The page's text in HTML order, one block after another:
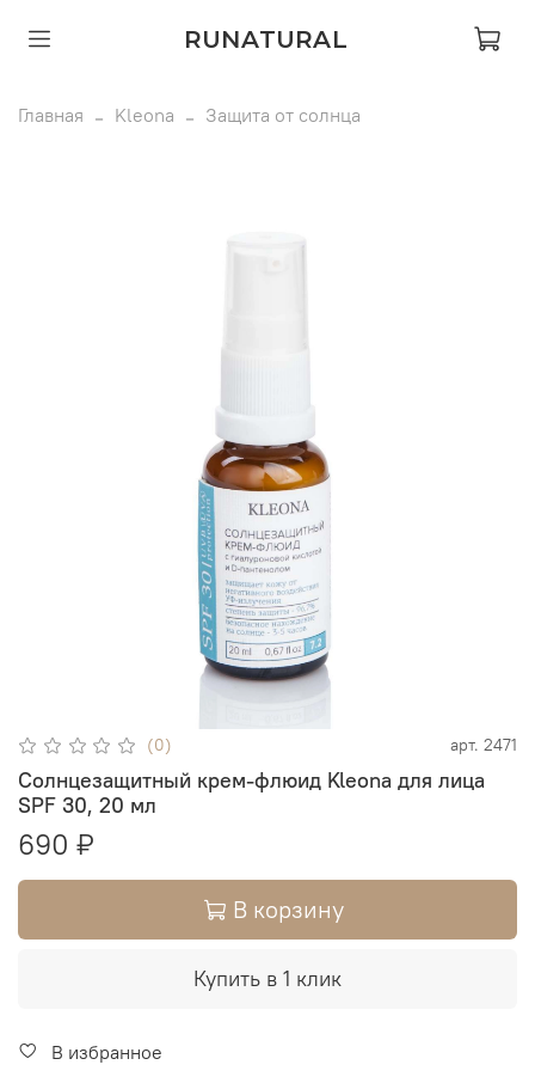
RUNATURAL
Главная Kleona Защита от солнца
(0) арт. 2471
Солнцезащитный крем-флюид Kleona для лица
SPF 30, 20 мл
690 ₽
В корзину
Купить в 1 клик
В избранное